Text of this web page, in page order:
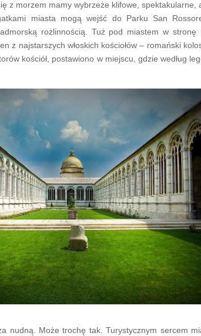
z morzem mamy wybrzeże klifowe, spektakularne,
miasta mogą wejść do Parku San
rożlinnością. Tuż pod miastem w stronę
z najstarszych włoskich kościołów – romański
kościół, postawiono w miejscu, gdzie według
nudną. Może trochę tak. Turystycznym sercem